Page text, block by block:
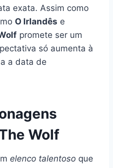
exata. Assim como
O Irlandês e
promete ser um
só aumenta à
a data de
Wolf
elenco talentoso que